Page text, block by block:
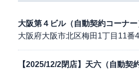
大阪第４ビル（自動契約コーナー
大阪府大阪市北区梅田1丁目11番
【2025/12/2閉店】天六（自動契